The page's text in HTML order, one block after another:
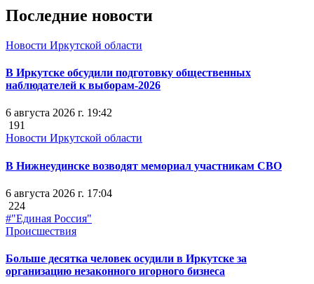
Последние новости
Новости Иркутской области
В Иркутске обсудили подготовку общественных
наблюдателей к выборам-2026
6 августа 2026 г. 19:42
191
Новости Иркутской области
В Нижнеудинске возводят мемориал участникам СВО
6 августа 2026 г. 17:04
224
#"Единая Россия"
Происшествия
Больше десятка человек осудили в Иркутске за
организацию незаконного игорного бизнеса